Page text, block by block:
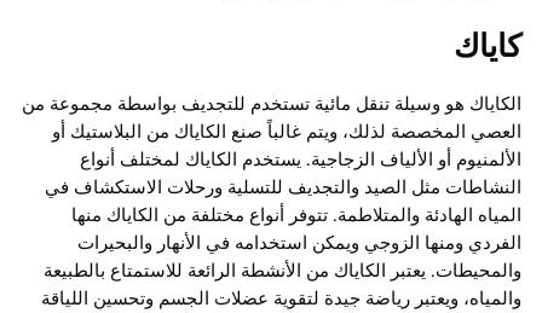
كاياك
الكاياك هو وسيلة تنقل مائية تستخدم للتجديف بواسطة مجموعة من
العصي المخصصة لذلك، ويتم غالباً صنع الكاياك من البلاستيك أو
الألمنيوم أو الألياف الزجاجية. يستخدم الكاياك لمختلف أنواع
النشاطات مثل الصيد والتجديف للتسلية ورحلات الاستكشاف في
المياه الهادئة والمتلاطمة. تتوفر أنواع مختلفة من الكاياك منها
الفردي ومنها الزوجي ويمكن استخدامه في الأنهار والبحيرات
والمحيطات. يعتبر الكاياك من الأنشطة الرائعة للاستمتاع بالطبيعة
والمياه، ويعتبر رياضة جيدة لتقوية عضلات الجسم وتحسين اللياقة